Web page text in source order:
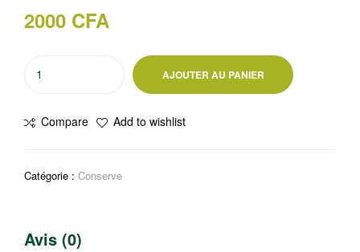
2000 CFA
blanches
Gustadea
AJOUTER AU PANIER
Compare Add to wishlist
Catégorie : Conserve
Avis (0)